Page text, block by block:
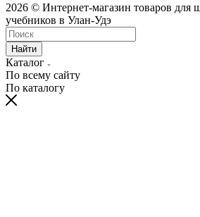
2026 © Интернет-магазин товаров для
учебников в Улан-Удэ
Найти
Каталог
По всему сайту
По каталогу